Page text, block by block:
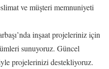
ve müşteri memnuniyeti
inşaat projeleriniz için
sunuyoruz. Güncel
projelerinizi destekliyoruz.